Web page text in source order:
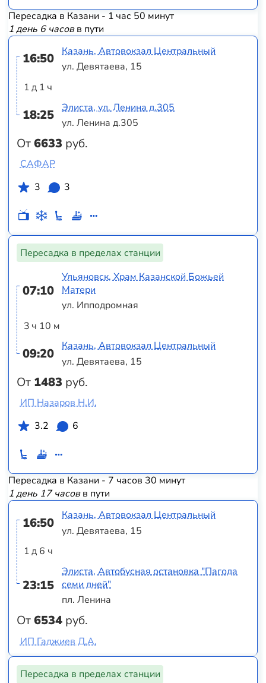
Пересадка в Казани - 1 час 50 минут
1 день 6 часовв пути
16:50
1 д 1 ч
18:25
От6633 руб.
Казань, Автовокзал Центральный
ул. Девятаева, 15
Элиста, ул. Ленина д.305
ул. Ленина д.305
САФАР
3
3
Пересадка в пределах станции
07:10
3 ч 10 м
09:20
От 1483 руб.
Ульяновск, Храм Казанской Божьей
Матери
ул. Ипподромная
Казань, Автовокзал Центральный
ул. Девятаева, 15
ИП Назаров Н.И.
3.2
6
Пересадка в Казани - 7 часов 30 минут
1 день 17 часовв пути
16:50
1 д 6 ч
23:15
От6534 руб.
Казань, Автовокзал Центральный
ул. Девятаева, 15
Элиста, Автобусная остановка "Пагода
семи дней"
пл. Ленина
ИП Гаджиев Д.А.
Пересадка в пределах станции